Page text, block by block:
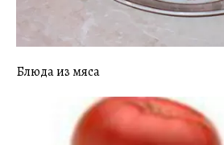
Блюда из мяса